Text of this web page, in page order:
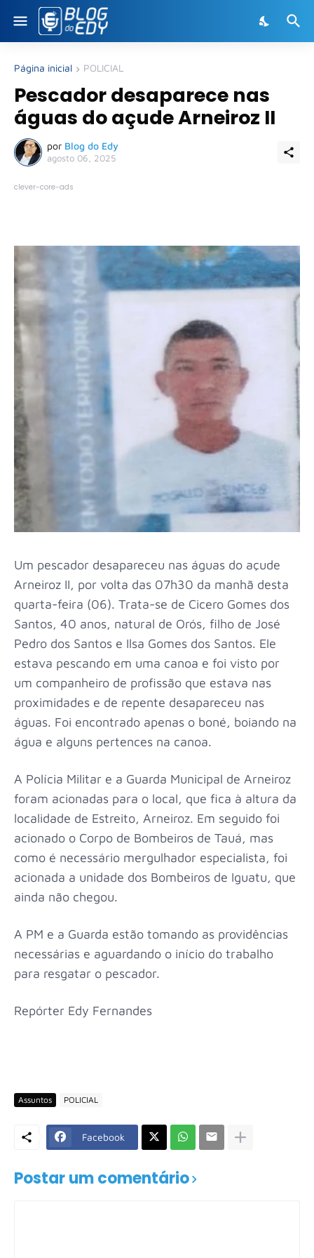
Página inicial POLICIAL
Pescador desaparece nas
águas do açude Arneiroz II
por Blog do Edy
agosto 06, 2025
clever-core-ads
Um pescador desapareceu nas águas do açude
Arneiroz II, por volta das 07h30 da manhã desta
quarta-feira (06). Trata-se de Cicero Gomes dos
Santos, 40 anos, natural de Orós, filho de José
Pedro dos Santos e Ilsa Gomes dos Santos. Ele
estava pescando em uma canoa e foi visto por
um companheiro de profissão que estava nas
proximidades e de repente desapareceu nas
águas. Foi encontrado apenas o boné, boiando na
água e alguns pertences na canoa.
A Polícia Militar e a Guarda Municipal de Arneiroz
foram acionadas para o local, que fica à altura da
localidade de Estreito, Arneiroz. Em seguido foi
acionado o Corpo de Bombeiros de Tauá, mas
como é necessário mergulhador especialista, foi
acionada a unidade dos Bombeiros de Iguatu, que
ainda não chegou.
A PM e a Guarda estão tomando as providências
necessárias e aguardando o início do trabalho
para resgatar o pescador.
Repórter Edy Fernandes
Assuntos POLICIAL
Facebook
Postar um comentário